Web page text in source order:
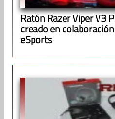
Ratón Razer Viper V3
creado en
eSports